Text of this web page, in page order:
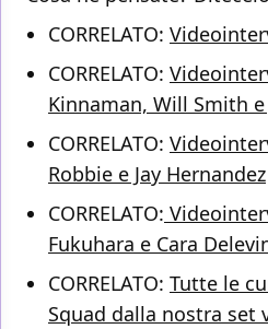
CORRELATO:
CORRELATO:
Kinnaman, Will Smith
CORRELATO:
Robbie e Jay Hernandez
CORRELATO:
Fukuhara e Cara
CORRELATO: Tutte le
Squad dalla nostra set